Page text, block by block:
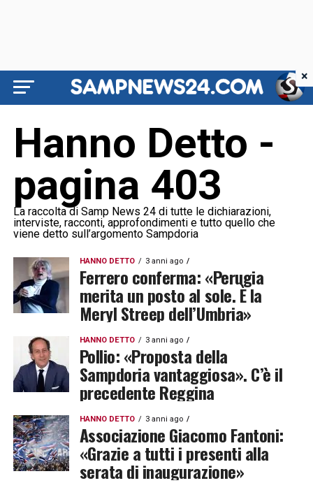
Hanno Detto -
pagina 403
La raccolta di Samp News 24 di tutte le dichiarazioni,
interviste, racconti, approfondimenti e tutto quello che
viene detto sull’argomento Sampdoria
HANNO DETTO 3 anni ago
Ferrero conferma: «Perugia
merita un posto al sole. È la
Meryl Streep dell’Umbria»
HANNO DETTO 3 anni ago
Pollio: «Proposta della
Sampdoria vantaggiosa». C’è il
precedente Reggina
HANNO DETTO 3 anni ago
Associazione Giacomo Fantoni:
«Grazie a tutti i presenti alla
serata di inaugurazione»
×